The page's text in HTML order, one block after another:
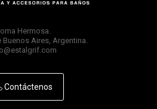
Hermosa.
Buenos Aires, Argentina.
Contáctenos